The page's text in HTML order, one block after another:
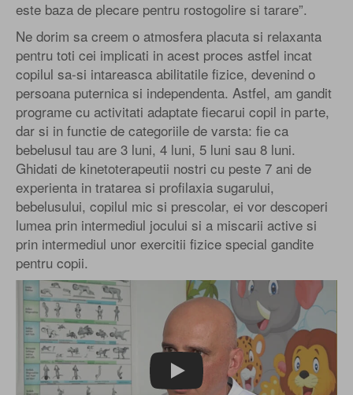
este baza de plecare pentru rostogolire si tarare”.
Ne dorim sa creem o atmosfera placuta si relaxanta
pentru toti cei implicati in acest proces astfel incat
copilul sa-si intareasca abilitatile fizice, devenind o
persoana puternica si independenta. Astfel, am gandit
programe cu activitati adaptate fiecarui copil in parte,
dar si in functie de categoriile de varsta: fie ca
bebelusul tau are 3 luni, 4 luni, 5 luni sau 8 luni.
Ghidati de kinetoterapeutii nostri cu peste 7 ani de
experienta in tratarea si profilaxia sugarului,
bebelusului, copilul mic si prescolar, ei vor descoperi
lumea prin intermediul jocului si a miscarii active si
prin intermediul unor exercitii fizice special gandite
pentru copii.
Play